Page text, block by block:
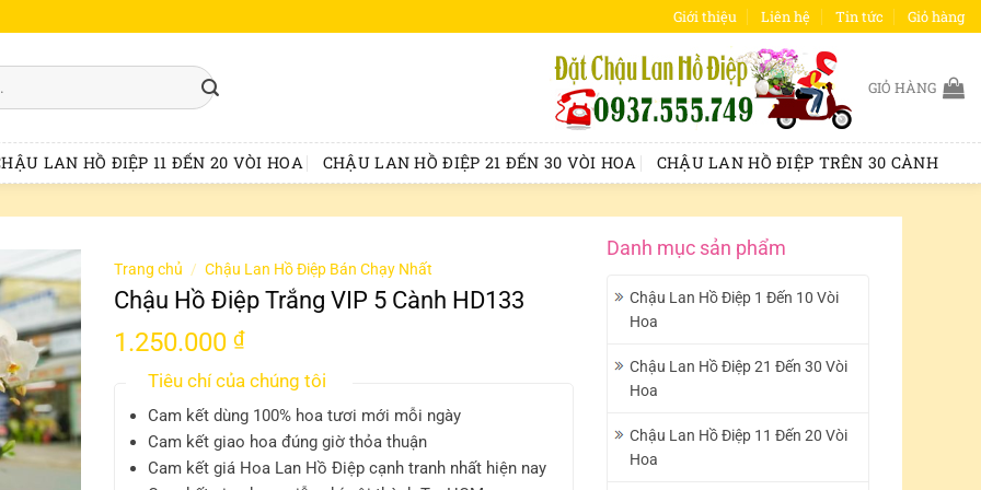
Giới thiệu Liên hệ Tin tức Giỏ hàng
GIỎ HÀNG
LAN HỒ ĐIỆP 11 ĐẾN 20 VÒI HOA CHẬU LAN HỒ ĐIỆP 21 ĐẾN 30 VÒI HOA CHẬU LAN HỒ ĐIỆP TRÊN 30 CÀNH
Danh mục sản phẩm
Chậu Lan Hồ Điệp 1 Đến 10 Vòi
Hoa
Chậu Lan Hồ Điệp 21 Đến 30 Vòi
Hoa
Chậu Lan Hồ Điệp 11 Đến 20 Vòi
Hoa
Trang chủ / Chậu Lan Hồ Điệp Bán Chạy Nhất
Chậu Hồ Điệp Trắng VIP 5 Cành HD133
1.250.000 ₫
Tiêu chí của chúng tôi
Cam kết dùng 100% hoa tươi mới mỗi ngày
Cam kết giao hoa đúng giờ thỏa thuận
Cam kết giá Hoa Lan Hồ Điệp cạnh tranh nhất hiện nay